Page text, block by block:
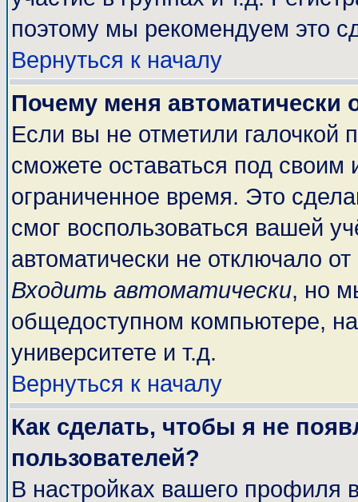
поэтому мы рекомендуем это
Вернуться к началу
Почему меня автоматически
Если вы не отметили галочкой
сможете оставаться под
ограниченное время. Это
смог воспользоваться вашей
автоматически не отключало
Входить автоматически, но
общедоступном компьютере,
университете и т.д.
Вернуться к началу
Как сделать, чтобы я не
пользователей?
В настройках вашего профиля